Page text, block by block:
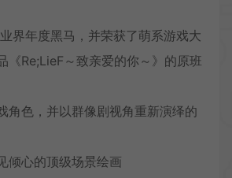
界年度黑马，并荣获了萌系游戏大
《Re;LieF～致亲爱的你～》的原班
角色，并以群像剧视角重新演绎的
倾心的顶级场景绘画